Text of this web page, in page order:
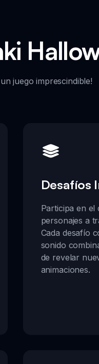
juego imprescindible!
Desafíos
Participa en el
personajes a
Cada desafío
sonido
de revelar
animaciones.